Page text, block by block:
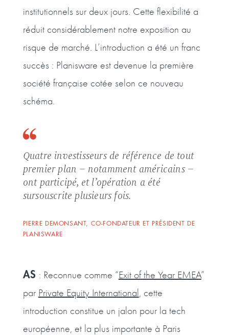
institutionnels sur deux jours. Cette flexibilité a
réduit considérablement notre exposition au
risque de marché. L’introduction a été un franc
succès : Planisware est devenue la première
société française cotée selon ce nouveau
schéma.
Quatre investisseurs de référence de tout
premier plan – notamment américains –
ont participé, et l’opération a été
sursouscrite plusieurs fois.
PIERRE DEMONSANT, CO-FONDATEUR ET PRÉSIDENT DE
PLANISWARE
AS : Reconnue comme “Exit of the Year EMEA”
par Private Equity International, cette
introduction constitue un jalon pour la tech
européenne, et la plus importante à Paris